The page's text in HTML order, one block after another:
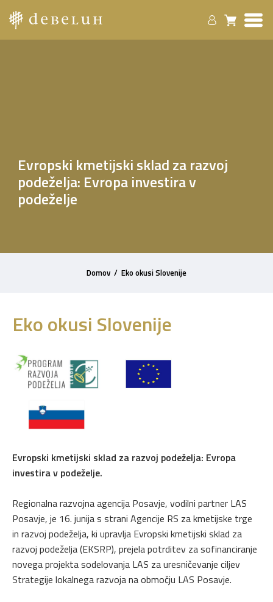
Evropski kmetijski sklad za razvoj
podeželja: Evropa investira v
podeželje
Domov / Eko okusi Slovenije
Eko okusi Slovenije
Evropski kmetijski sklad za razvoj podeželja: Evropa
investira v podeželje.
Regionalna razvojna agencija Posavje, vodilni partner LAS
Posavje, je 16. junija s strani Agencije RS za kmetijske trge
in razvoj podeželja, ki upravlja Evropski kmetijski sklad za
razvoj podeželja (EKSRP), prejela potrditev za sofinanciranje
novega projekta sodelovanja LAS za uresničevanje ciljev
Strategije lokalnega razvoja na območju LAS Posavje.